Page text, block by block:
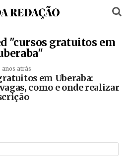
"cursos gratuitos em
anos atrás
em Uberaba:
como e onde realizar